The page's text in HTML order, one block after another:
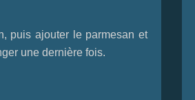
puis ajouter le parmesan et
une dernière fois.